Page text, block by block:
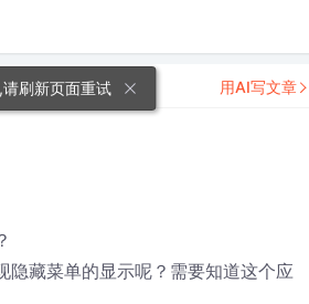
隐藏菜单的显示呢？需要知道这个应
用AI写文章
刷新页面重试